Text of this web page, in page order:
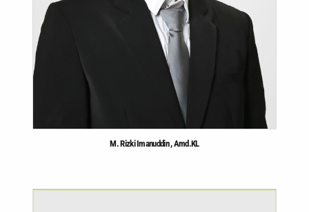
M. Rizki Imanuddin , Amd.KL